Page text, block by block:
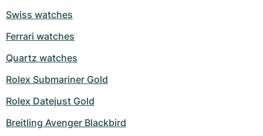
Swiss watches
Ferrari watches
Quartz watches
Rolex Submariner Gold
Rolex Datejust Gold
Breitling Avenger Blackbird